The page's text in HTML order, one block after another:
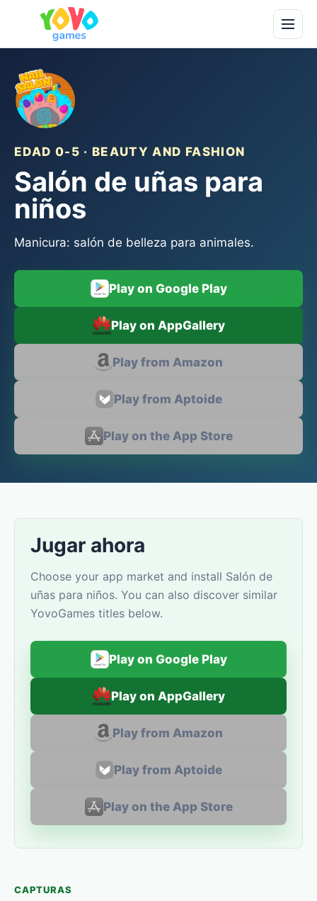
EDAD 0-5 · BEAUTY AND FASHION
Salón de uñas para
niños
Manicura: salón de belleza para animales.
Play on Google Play
Play on AppGallery
Play from Amazon
Play from Aptoide
Play on the App Store
Jugar ahora
Choose your app market and install Salón de
uñas para niños. You can also discover similar
YovoGames titles below.
Play on Google Play
Play on AppGallery
Play from Amazon
Play from Aptoide
Play on the App Store
CAPTURAS